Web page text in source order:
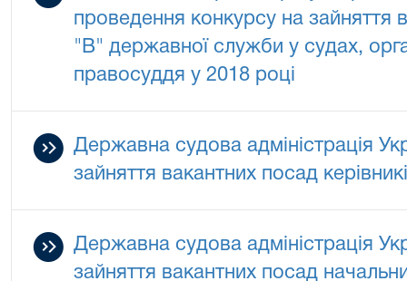
проведення конкурсу на зайняття
"В" державної служби у судах,
правосуддя у 2018 році
Державна судова адміністрація
зайняття вакантних посад
Державна судова адміністрація
зайняття вакантних посад